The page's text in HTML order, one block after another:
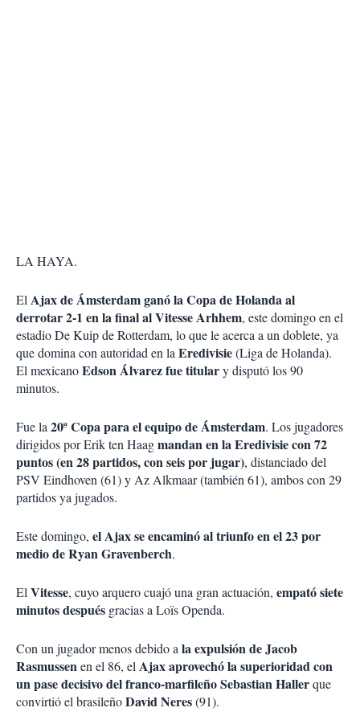
LA HAYA.
ElAjax de Ámsterdam ganó la Copa de Holanda al
derrotar 2-1 en la final al Vitesse Arhhem, este domingo en el
estadio De Kuip de Rotterdam, lo que le acerca a un doblete, ya
que domina con autoridad en laEredivisie(Liga de Holanda).
El mexicanoEdson Álvarez fue titulary disputó los 90
minutos.
Fue la20ª Copa para el equipo de Ámsterdam. Los jugadores
dirigidos por Erik ten Haagmandan en la Eredivisie con 72
puntos (en 28 partidos, con seis por jugar), distanciado del
PSV Eindhoven (61) y Az Alkmaar (también 61), ambos con 29
partidos ya jugados.
Este domingo, el Ajax se encaminó al triunfo en el 23 por
medio de Ryan Gravenberch.
ElVitesse, cuyo arquero cuajó una gran actuación, empató siete
minutos después gracias a Loïs Openda.
Con un jugador menos debido ala expulsión de Jacob
Rasmussenen el 86, elAjax aprovechó la superioridad con
un pase decisivo del franco-marfileño Sebastian Hallerque
convirtió el brasileñoDavid Neres(91).